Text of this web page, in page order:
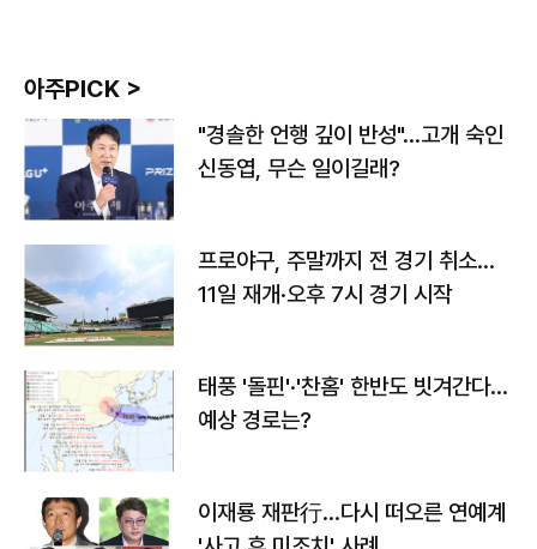
아주PICK >
"경솔한 언행 깊이 반성"…고개 숙인
신동엽, 무슨 일이길래?
프로야구, 주말까지 전 경기 취소…
11일 재개·오후 7시 경기 시작
태풍 '돌핀'·'찬홈' 한반도 빗겨간다…
예상 경로는?
이재룡 재판行…다시 떠오른 연예계